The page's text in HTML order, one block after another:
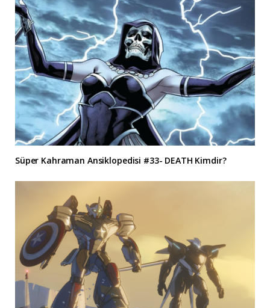
Süper Kahraman Ansiklopedisi #33- DEATH Kimdir?